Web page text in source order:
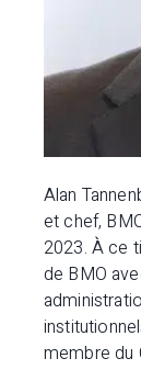
Alan
et chef,
2023. À ce
de BMO
membre du